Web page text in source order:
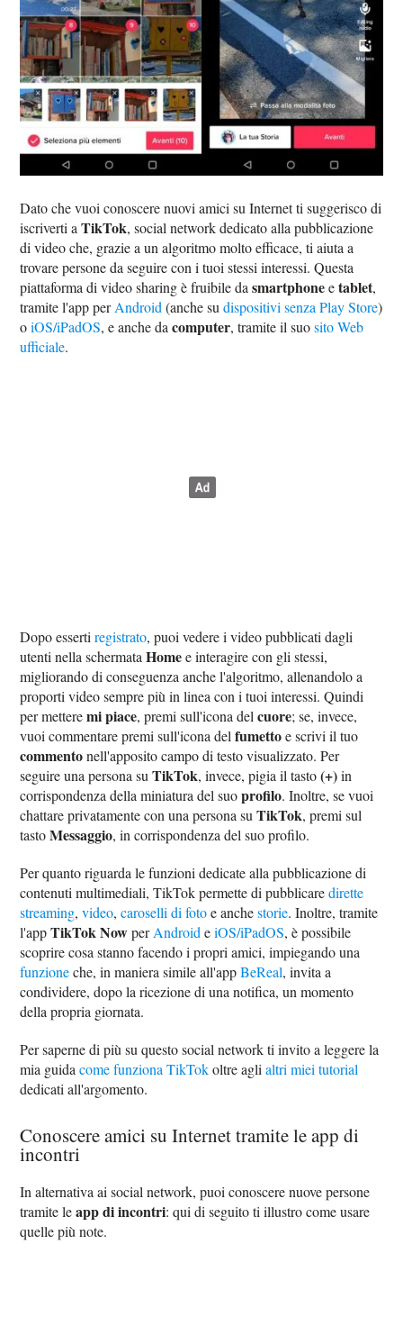
Dato che vuoi conoscere nuovi amici su Internet ti suggerisco di
iscriverti aTikTok, social network dedicato alla pubblicazione
di video che, grazie a un algoritmo molto efficace, ti aiuta a
trovare persone da seguire con i tuoi stessi interessi. Questa
piattaforma di video sharing è fruibile dasmartphoneetablet,
tramite l'app perAndroid (anche sudispositivi senza Play Store)
oiOS/iPadOS, e anche dacomputer, tramite il suosito Web
ufficiale.
Dopo essertiregistrato, puoi vedere i video pubblicati dagli
utenti nella schermataHomee interagire con gli stessi,
migliorando di conseguenza anche l'algoritmo, allenandolo a
proporti video sempre più in linea con i tuoi interessi. Quindi
per metteremi piace, premi sull'icona delcuore; se, invece,
vuoi commentare premi sull'icona delfumettoe scrivi il tuo
commentonell'apposito campo di testo visualizzato. Per
seguire una persona suTikTok, invece, pigia il tasto(+)in
corrispondenza della miniatura del suoprofilo. Inoltre, se vuoi
chattare privatamente con una persona suTikTok, premi sul
tastoMessaggio, in corrispondenza del suo profilo.
Per quanto riguarda le funzioni dedicate alla pubblicazione di
contenuti multimediali, TikTok permette di pubblicaredirette
streaming,video,caroselli di fotoe anchestorie. Inoltre, tramite
l'appTikTok NowperAndroid eiOS/iPadOS, è possibile
scoprire cosa stanno facendo i propri amici, impiegando una
funzioneche, in maniera simile all'appBeReal, invita a
condividere, dopo la ricezione di una notifica, un momento
della propria giornata.
Per saperne di più su questo social network ti invito a leggere la
mia guidacome funziona TikTokoltre aglialtri miei tutorial
dedicati all'argomento.
Conoscere amici su Internet tramite le app di
incontri
In alternativa ai social network, puoi conoscere nuove persone
tramite leapp di incontri: qui di seguito ti illustro come usare
quelle più note.